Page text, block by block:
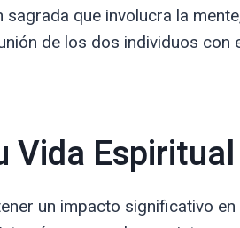
que involucra la
de los dos individuos con
Vida Espiritual
un impacto significativo